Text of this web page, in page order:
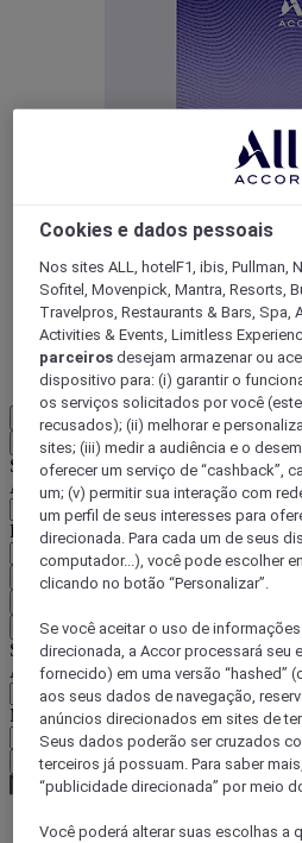
ALL Accor+ Voyager
15% de desconto
estadias em +30 marcas
DESCOBRIR
Mais
PT-BR
Voltar
Selecione seu país e idioma abaixo
Área geográfica
País/região-idioma
Confirmar meu país e idioma
Voltar
Selecione sua moeda abaixo
Área geográfica
Moeda
Confirmar minha moeda
Cookies e dados pessoais
Nos sites ALL, hotelF1, ibis, Pullman,
Sofitel, Movenpick, Mantra, Resorts,
Travelpros, Restaurants & Bars, Spa,
Activities & Events, Limitless
parceiros desejam armazenar ou
dispositivo para: (i) garantir o
os serviços solicitados por você
recusados); (ii) melhorar e
sites; (iii) medir a audiência e o
oferecer um serviço de “cashback”,
um; (v) permitir sua interação com
um perfil de seus interesses para
direcionada. Para cada um de seus
computador...), você pode escolher
clicando no botão “Personalizar”.
Se você aceitar o uso de
direcionada, a Accor processará seu
fornecido) em uma versão “hashed”
aos seus dados de navegação,
anúncios direcionados em sites de
Seus dados poderão ser cruzados
terceiros já possuam. Para saber
“publicidade direcionada” por meio
Você poderá alterar suas escolhas a